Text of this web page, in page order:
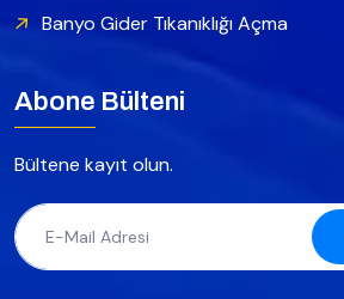
Banyo Gider Tıkanıklığı Açma
Abone Bülteni
Bültene kayıt olun.